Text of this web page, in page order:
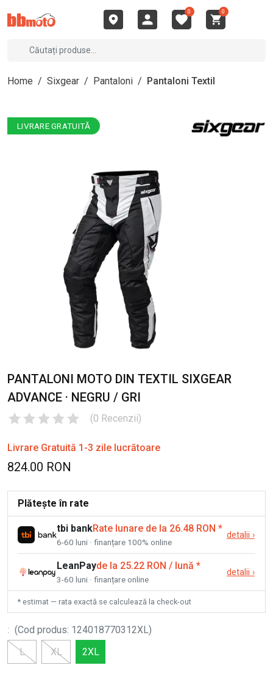
0 0
Home / Sixgear / Pantaloni / Pantaloni Textil
LIVRARE GRATUITĂ
PANTALONI MOTO DIN TEXTIL SIXGEAR
ADVANCE · NEGRU / GRI
(0 Recenzii)
Livrare Gratuită 1-3 zile lucrătoare
824.00 RON
Plătește în rate
tbi bankRate lunare de la 26.48 RON *
6-60 luni · finanțare 100% online
detalii ›
LeanPayde la 25.22 RON / lună *
3-60 luni · finanțare online
detalii ›
* estimat — rata exactă se calculează la check-out
: (Cod produs: 124018770312XL)
L
XL 2XL